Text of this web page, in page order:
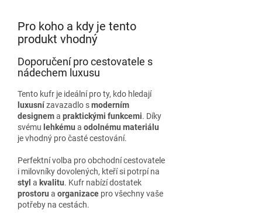
Pro koho a kdy je tento
produkt vhodný
Doporučení pro cestovatele s
nádechem luxusu
Tento kufr je ideální pro ty, kdo hledají
luxusnízavazadlo smoderním
designema praktickými funkcemi. Díky
svému lehkému a odolnému materiálu
je vhodný pro časté cestování.
Perfektní volba pro obchodní cestovatele
i milovníky dovolených, kteří si potrpí na
styl a kvalitu. Kufr nabízí dostatek
prostoru a organizace pro všechny vaše
potřeby na cestách.